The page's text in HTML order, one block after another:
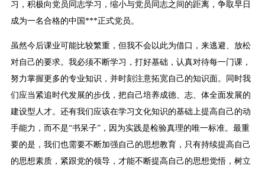
习，积极向党员同志学习，缩小与党员同志之间的距离，争取早日
成为一名合格的中国***正式党员。
虽然今后课业可能比较繁重，但我不会以此为借口，来逃避、放松
对自己的要求。我必须不断学习，打好基础，认真对待每一门课，
努力掌握更多的专业知识，并时刻注意拓宽自己的知识面。同时我
们应当紧追时代发展的步伐，把自己培养成德、志、体全面发展的
建设型人才。还有我们应该在学习文化知识的基础上提高自己的动
手能力，而不是“书呆子”，因为实践是检验真理的唯一标准。最重
要的是，我们也需要不断加强自己的思想教育，只有持续提高自己
的思想素质，紧跟党的领导，才能不断提高自己的思想觉悟，树立